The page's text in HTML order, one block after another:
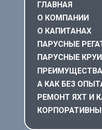
ГЛАВНАЯ
О КОМПАНИИ
О КАПИТАНАХ
ПАРУСНЫЕ
ПАРУСНЫЕ
А КАК БЕЗ
РЕМОНТ ЯХТ И